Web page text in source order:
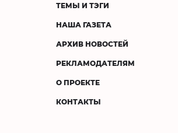
ТЕМЫ И ТЭГИ
НАША ГАЗЕТА
АРХИВ НОВОСТЕЙ
РЕКЛАМОДАТЕЛЯМ
О ПРОЕКТЕ
КОНТАКТЫ